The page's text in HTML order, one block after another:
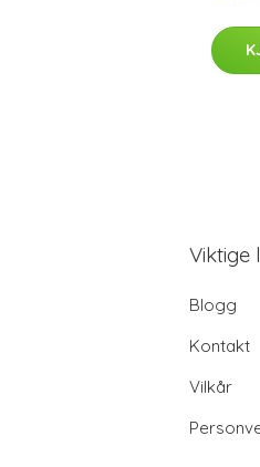
Viktige
Blogg
Kontakt
Vilkår